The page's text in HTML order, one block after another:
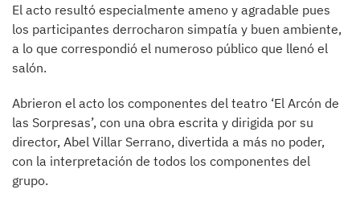
El acto resultó especialmente ameno y agradable pues
los participantes derrocharon simpatía y buen ambiente,
a lo que correspondió el numeroso público que llenó el
salón.
Abrieron el acto los componentes del teatro ‘El Arcón de
las Sorpresas’, con una obra escrita y dirigida por su
director, Abel Villar Serrano, divertida a más no poder,
con la interpretación de todos los componentes del
grupo.